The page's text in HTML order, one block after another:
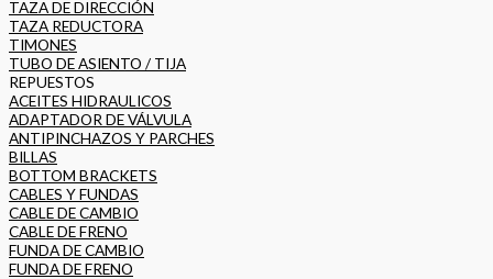
TAZA DE DIRECCIÓN
TAZA REDUCTORA
TIMONES
TUBO DE ASIENTO / TIJA
REPUESTOS
ACEITES HIDRAULICOS
ADAPTADOR DE VÁLVULA
ANTIPINCHAZOS Y PARCHES
BILLAS
BOTTOM BRACKETS
CABLES Y FUNDAS
CABLE DE CAMBIO
CABLE DE FRENO
FUNDA DE CAMBIO
FUNDA DE FRENO